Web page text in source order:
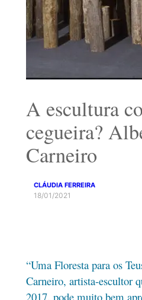
A escultura
cegueira?
Carneiro
CLÁUDIA FERREIRA
18/01/2021
“Uma Floresta para os
Carneiro, artista-escultor
2017, pode muito bem